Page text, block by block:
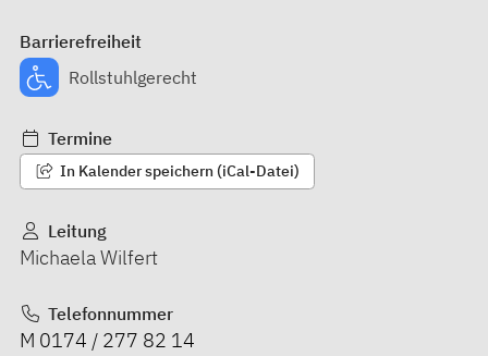
Barrierefreiheit
Rollstuhlgerecht
Termine
In Kalender speichern (iCal-Datei)
Leitung
Michaela Wilfert
Telefonnummer
M 0174 / 277 82 14